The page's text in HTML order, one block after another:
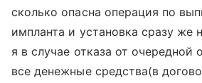
сколько опасна операция по
импланта и установка сразу же
я в случае отказа от очередной
все денежные средства(в